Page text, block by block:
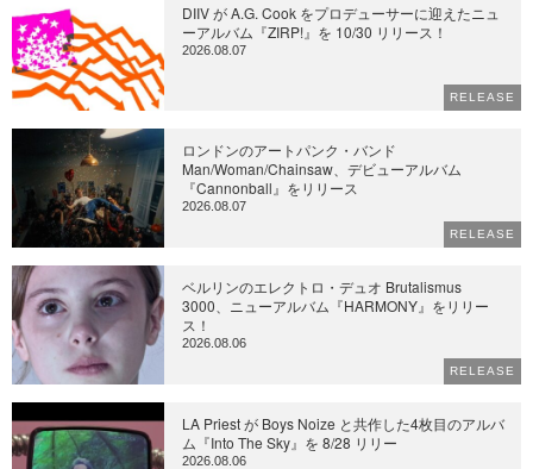
DIIV が A.G. Cook をプロデューサーに迎えたニュ
ーアルバム『ZIRP!』を 10/30 リリース！
2026.08.07
RELEASE
ロンドンのアートパンク・バンド
Man/Woman/Chainsaw、デビューアルバム
『Cannonball』をリリース
2026.08.07
RELEASE
ベルリンのエレクトロ・デュオ Brutalismus
3000、ニューアルバム『HARMONY』をリリー
ス！
2026.08.06
RELEASE
LA Priest が Boys Noize と共作した4枚目のアルバ
ム『Into The Sky』を 8/28 リリー
2026.08.06